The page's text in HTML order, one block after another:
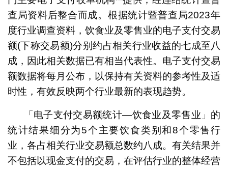
查局资料后整合而成。根据统计暨普查局2023年
度行业调查资料，饮食业及零售业的电子支付交易
额(下称交易额)分别约占相关行业收益的七成至八
成，因此相关数据已有相当代表性。电子支付交易
额数据将每月公布，以保持有关资料的参考性及适
时性，有效反映两个行业最新的表现趋势。
「电子支付交易额统计—饮食业及零售业」的
统计结果细分为5个主要饮食类别和8个零售行
业，各占相关行业交易额总数约八成。有关结果并
不包括以现金支付的交易，在评估行业的整体经营